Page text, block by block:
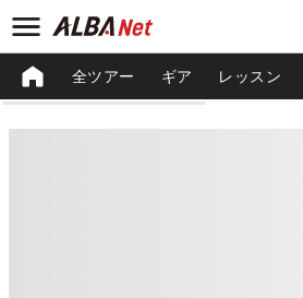
全ツアー ギア レッスン